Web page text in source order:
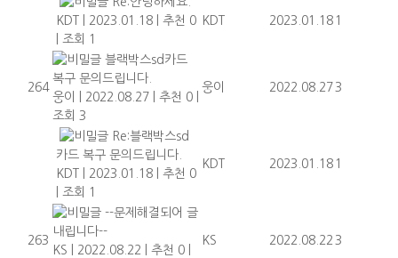
KDT
2023.01.18
추천 0
조회 1
KDT 2023.01.18 1
264
블랙박스sd카드
복구 문의드립니다.
웅이
2022.08.27 추천 0
조회 3
웅이 2022.08.27 3
Re:블랙박스sd
카드 복구 문의드립니다.
KDT
2023.01.18
추천 0
조회 1
KDT 2023.01.18 1
263
--문제해결되어 글
내립니다--
KS
2022.08.22 추천 0
KS 2022.08.22 3